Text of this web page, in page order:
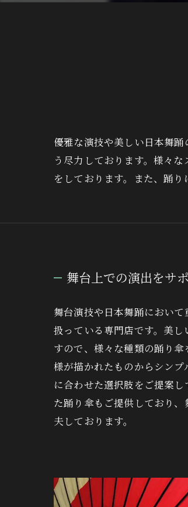
優雅な演技や美しい日本舞
う尽力しております。様々
をしております。また、踊
舞台上での演出をサ
舞台演技や日本舞踊におい
扱っている専門店です。美
すので、様々な種類の踊り
様が描かれたものからシン
に合わせた選択肢をご提案
た踊り傘もご提供しており
夫しております。